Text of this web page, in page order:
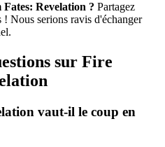
Revelation ? Partagez
! Nous serions ravis d'échanger
sur Fire
vaut-il le coup en